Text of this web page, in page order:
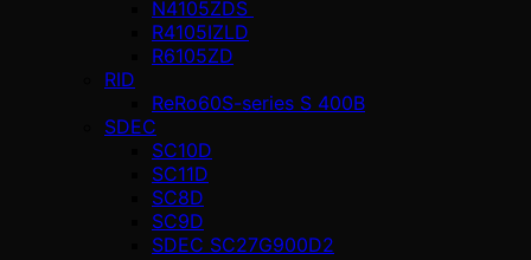
N4105ZDS
R4105IZLD
R6105ZD
RID
ReRo60S-series S 400В
SDEC
SC10D
SC11D
SC8D
SC9D
SDEC SC27G900D2